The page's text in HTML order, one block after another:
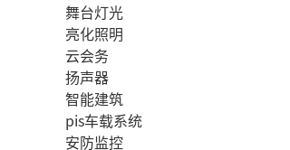
舞台灯光
亮化照明
云会务
扬声器
智能建筑
pis车载系统
安防监控